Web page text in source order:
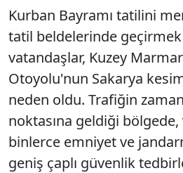
Kurban Bayramı tatilini
tatil beldelerinde
vatandaşlar, Kuzey
Otoyolu'nun Sakarya
neden oldu. Trafiğin
noktasına geldiği
binlerce emniyet ve
geniş çaplı güvenlik